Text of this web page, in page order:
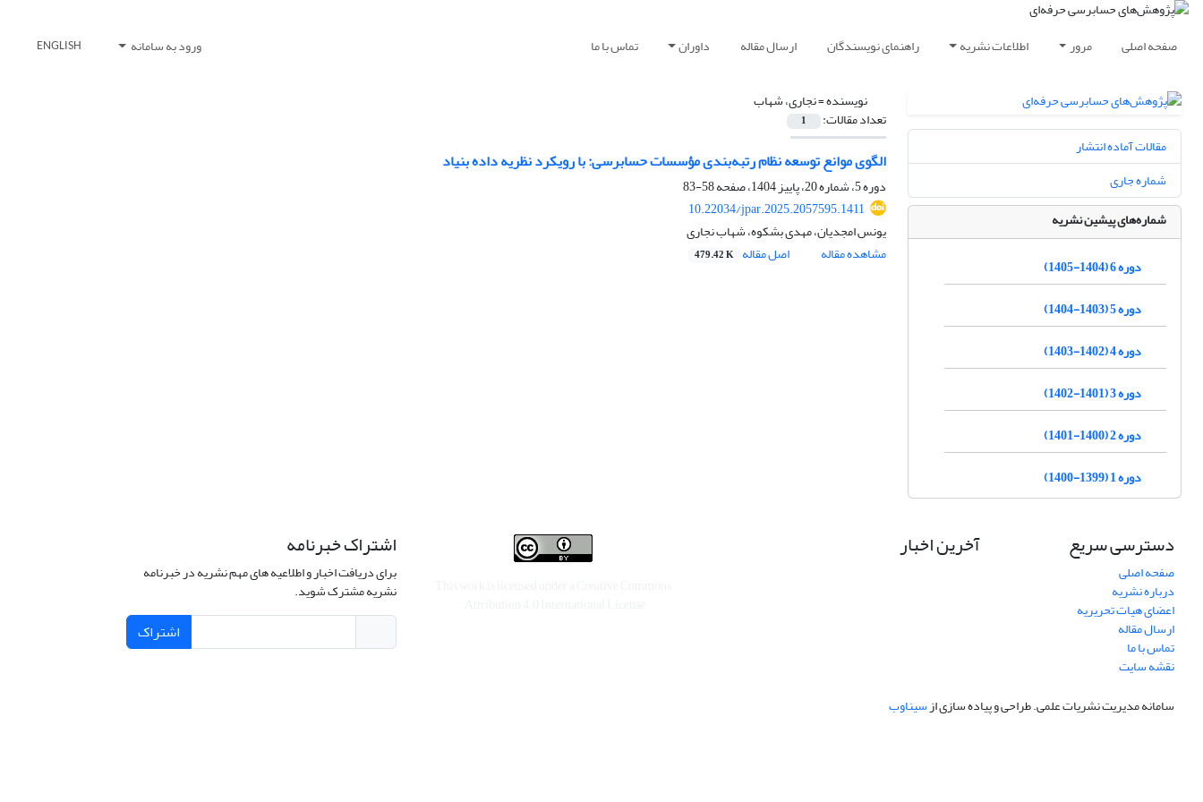
صفحه اصلی مرور اطلاعات نشریه راهنمای نویسندگان ارسال مقاله داوران تماس با ما ورود به سامانه ENGLISH
نویسنده =نجاری، شهاب
تعداد مقالات: 1
الگوی موانع توسعه نظام رتبه‌بندی مؤسسات حسابرسی: با رویکرد نظریه داده بنیاد
دوره 5، شماره 20، پاییز 1404، صفحه
58-83
10.22034/jpar.2025.2057595.1411
یونس امجدیان، مهدی بشکوه، شهاب نجاری
مشاهده مقاله
اصل مقاله 479.42 K
مقالات آماده انتشار
شماره جاری
شماره‌های پیشین نشریه
دوره 6 (1404-1405)
دوره 5 (1403-1404)
دوره 4 (1402-1403)
دوره 3 (1401-1402)
دوره 2 (1400-1401)
دوره 1 (1399-1400)
دسترسی سریع
صفحه اصلی
درباره نشریه
اعضای هیات تحریریه
ارسال مقاله
تماس با ما
نقشه سایت
آخرین اخبار اشتراک خبرنامه
برای دریافت اخبار و اطلاعیه های مهم نشریه در خبرنامه
نشریه مشترک شوید.
اشتراک
سامانه مدیریت نشریات علمی.طراحی و پیاده سازی ازسیناوب